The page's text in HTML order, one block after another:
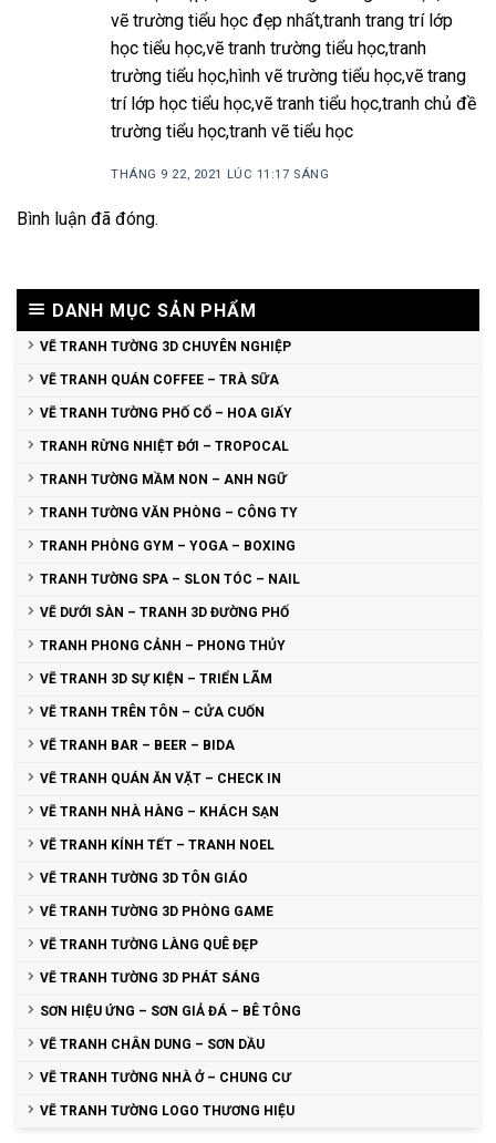
vẽ trường tiểu học đẹp nhất,tranh trang trí lớp
học tiểu học,vẽ tranh trường tiểu học,tranh
trường tiểu học,hình vẽ trường tiểu học,vẽ trang
trí lớp học tiểu học,vẽ tranh tiểu học,tranh chủ đề
trường tiểu học,tranh vẽ tiểu học
THÁNG 9 22, 2021 LÚC 11:17 SÁNG
Bình luận đã đóng.
DANH MỤC SẢN PHẨM
VẼ TRANH TƯỜNG 3D CHUYÊN NGHIỆP
VẼ TRANH QUÁN COFFEE – TRÀ SỮA
VẼ TRANH TƯỜNG PHỐ CỔ – HOA GIẤY
TRANH RỪNG NHIỆT ĐỚI – TROPOCAL
TRANH TƯỜNG MẦM NON – ANH NGỮ
TRANH TƯỜNG VĂN PHÒNG – CÔNG TY
TRANH PHÒNG GYM – YOGA – BOXING
TRANH TƯỜNG SPA – SLON TÓC – NAIL
VẼ DƯỚI SÀN – TRANH 3D ĐƯỜNG PHỐ
TRANH PHONG CẢNH – PHONG THỦY
VẼ TRANH 3D SỰ KIỆN – TRIỂN LÃM
VẼ TRANH TRÊN TÔN – CỬA CUỐN
VẼ TRANH BAR – BEER – BIDA
VẼ TRANH QUÁN ĂN VẶT – CHECK IN
VẼ TRANH NHÀ HÀNG – KHÁCH SẠN
VẼ TRANH KÍNH TẾT – TRANH NOEL
VẼ TRANH TƯỜNG 3D TÔN GIÁO
VẼ TRANH TƯỜNG 3D PHÒNG GAME
VẼ TRANH TƯỜNG LÀNG QUÊ ĐẸP
VẼ TRANH TƯỜNG 3D PHÁT SÁNG
SƠN HIỆU ỨNG – SƠN GIẢ ĐÁ – BÊ TÔNG
VẼ TRANH CHÂN DUNG – SƠN DẦU
VẼ TRANH TƯỜNG NHÀ Ở – CHUNG CƯ
VẼ TRANH TƯỜNG LOGO THƯƠNG HIỆU